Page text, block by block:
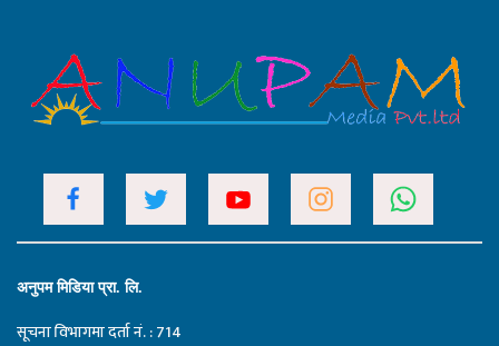
अनुपम मिडिया प्रा. लि.
सूचना विभागमा दर्ता नं. : 714